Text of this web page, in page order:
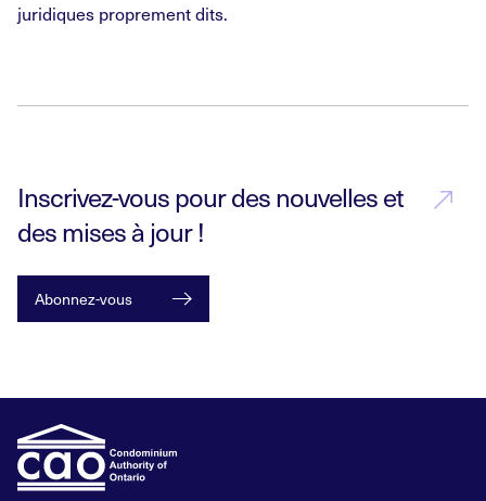
juridiques proprement dits.
Inscrivez-vous pour des nouvelles et
des mises à jour !
Abonnez-vous